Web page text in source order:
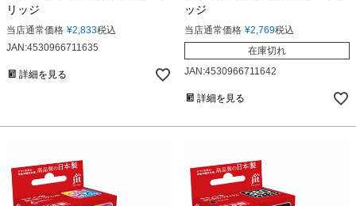
リッジ
当店通常価格 ¥2,833税込
JAN:4530966711635
詳細を見る
ッジ
当店通常価格 ¥2,769税込
在庫切れ
JAN:4530966711642
詳細を見る